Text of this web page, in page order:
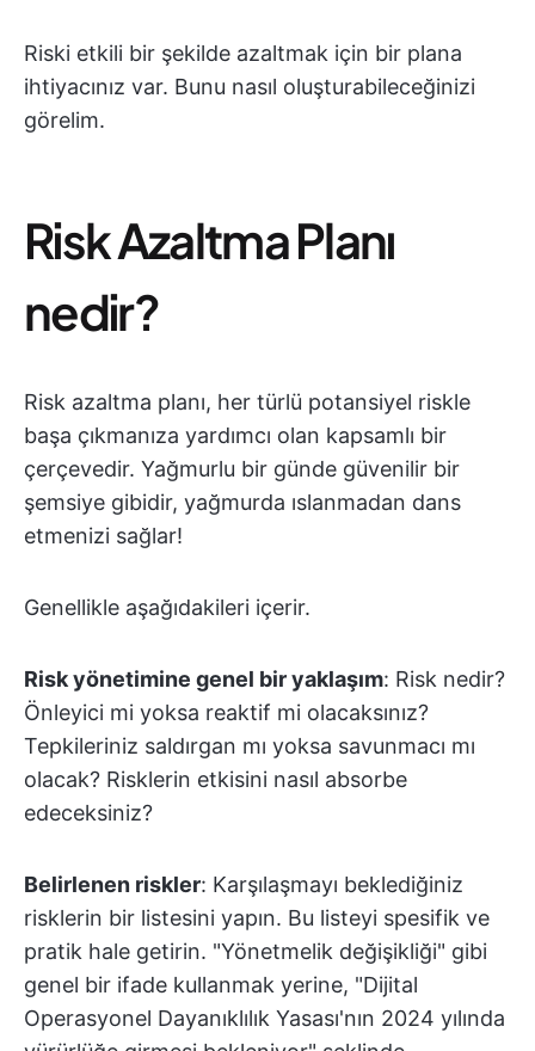
Riski etkili bir şekilde azaltmak için bir plana
ihtiyacınız var. Bunu nasıl oluşturabileceğinizi
görelim.
Risk Azaltma Planı
nedir?
Risk azaltma planı, her türlü potansiyel riskle
başa çıkmanıza yardımcı olan kapsamlı bir
çerçevedir. Yağmurlu bir günde güvenilir bir
şemsiye gibidir, yağmurda ıslanmadan dans
etmenizi sağlar!
Genellikle aşağıdakileri içerir.
Risk yönetimine genel bir yaklaşım: Risk nedir?
Önleyici mi yoksa reaktif mi olacaksınız?
Tepkileriniz saldırgan mı yoksa savunmacı mı
olacak? Risklerin etkisini nasıl absorbe
edeceksiniz?
Belirlenen riskler: Karşılaşmayı beklediğiniz
risklerin bir listesini yapın. Bu listeyi spesifik ve
pratik hale getirin. "Yönetmelik değişikliği" gibi
genel bir ifade kullanmak yerine, "Dijital
Operasyonel Dayanıklılık Yasası'nın 2024 yılında